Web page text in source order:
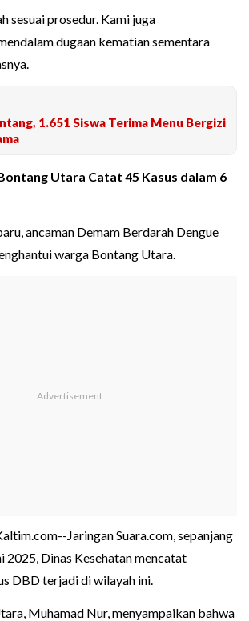
sesuai prosedur. Kami juga
dugaan kematian sementara
1.651 Siswa Terima Menu Bergizi
Utara Catat 45 Kasus dalam 6
ancaman Demam Berdarah Dengue
warga Bontang Utara.
Jaringan Suara.com, sepanjang
2025, Dinas Kesehatan mencatat
DBD terjadi di wilayah ini.
Muhamad Nur, menyampaikan bahwa